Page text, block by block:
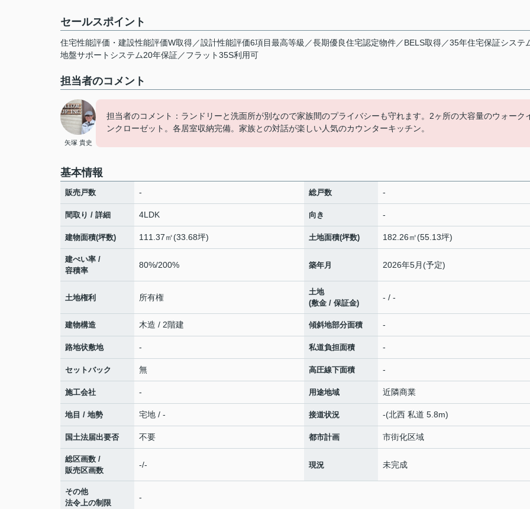
セールスポイント
住宅性能評価・建設性能評価W取得／設計性能評価6項目最高等級／長期優良住宅認定物件／BELS取得／35年住宅保証システ
地盤サポートシステム20年保証／フラット35S利用可
担当者のコメント
矢塚 貴史
担当者のコメント：ランドリーと洗面所が別なので家族間のプライバシーも守れます。2ヶ所の大容量のウォーク
ンクローゼット。各居室収納完備。家族との対話が楽しい人気のカウンターキッチン。
基本情報
販売戸数 - 総戸数 -
間取り / 詳細 4LDK 向き -
建物面積(坪数) 111.37㎡(33.68坪) 土地面積(坪数) 182.26㎡(55.13坪)
建ぺい率 /
容積率
80%/200% 築年月 2026年5月(予定)
土地権利 所有権
土地
(敷金 / 保証金)
- / -
建物構造 木造 / 2階建 傾斜地部分面積 -
路地状敷地 - 私道負担面積 -
セットバック 無 高圧線下面積 -
施工会社 - 用途地域 近隣商業
地目 / 地勢 宅地 / - 接道状況 -(北西 私道 5.8m)
国土法届出要否 不要 都市計画 市街化区域
総区画数 /
販売区画数
-/- 現況 未完成
その他
法令上の制限
-